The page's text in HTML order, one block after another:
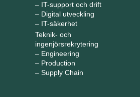
– IT-support och drift
– Digital utveckling
– IT-säkerhet
Teknik- och
ingenjörsrekrytering
– Engineering
– Production
– Supply Chain